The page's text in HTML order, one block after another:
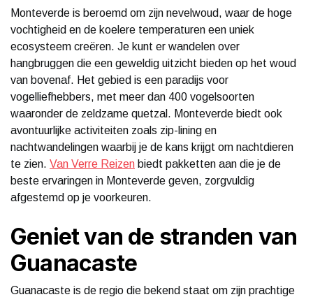
Monteverde is beroemd om zijn nevelwoud, waar de hoge
vochtigheid en de koelere temperaturen een uniek
ecosysteem creëren. Je kunt er wandelen over
hangbruggen die een geweldig uitzicht bieden op het woud
van bovenaf. Het gebied is een paradijs voor
vogelliefhebbers, met meer dan 400 vogelsoorten
waaronder de zeldzame quetzal. Monteverde biedt ook
avontuurlijke activiteiten zoals zip-lining en
nachtwandelingen waarbij je de kans krijgt om nachtdieren
te zien. Van Verre Reizen biedt pakketten aan die je de
beste ervaringen in Monteverde geven, zorgvuldig
afgestemd op je voorkeuren.
Geniet van de stranden van
Guanacaste
Guanacaste is de regio die bekend staat om zijn prachtige